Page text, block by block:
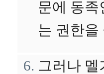
문에 동
는 권한
그러나 멜